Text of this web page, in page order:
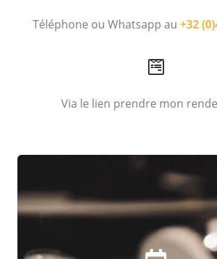
Téléphone ou Whatsapp au +32
Via le lien prendre mon